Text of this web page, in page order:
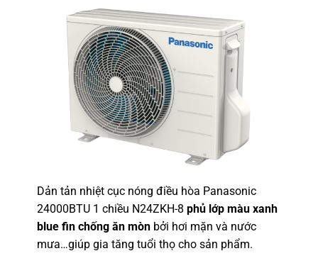
Dản tản nhiệt cục nóng điều hòa Panasonic
24000BTU 1 chiều N24ZKH-8 phủ lớp màu xanh
blue fin chống ăn mònbởi hơi mặn và nước
mưa…giúp gia tăng tuổi thọ cho sản phẩm.